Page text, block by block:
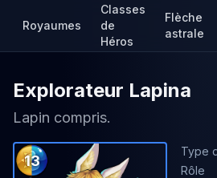
Royaumes
Classes
de
Héros
Flèche
astrale
Explorateur Lapina
Lapin compris.
13
Type
Rôle